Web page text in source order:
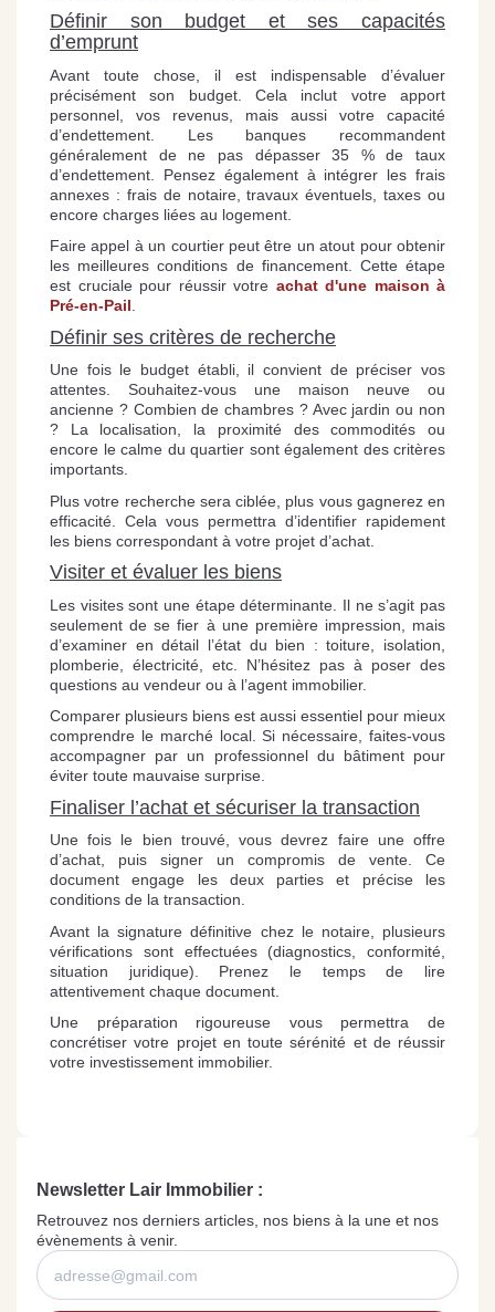
Définir son budget et ses capacités
d’emprunt
Avant toute chose, il est indispensable d’évaluer
précisément son budget. Cela inclut votre apport
personnel, vos revenus, mais aussi votre capacité
d’endettement. Les banques recommandent
généralement de ne pas dépasser 35 % de taux
d’endettement. Pensez également à intégrer les frais
annexes : frais de notaire, travaux éventuels, taxes ou
encore charges liées au logement.
Faire appel à un courtier peut être un atout pour obtenir
les meilleures conditions de financement. Cette étape
est cruciale pour réussir votre achat d'une maison à
Pré-en-Pail
Définir ses critères de recherche
Une fois le budget établi, il convient de préciser vos
attentes. Souhaitez-vous une maison neuve ou
ancienne ? Combien de chambres ? Avec jardin ou non
? La localisation, la proximité des commodités ou
encore le calme du quartier sont également des critères
importants.
Plus votre recherche sera ciblée, plus vous gagnerez en
efficacité. Cela vous permettra d’identifier rapidement
les biens correspondant à votre projet d’achat.
Visiter et évaluer les biens
Les visites sont une étape déterminante. Il ne s’agit pas
seulement de se fier à une première impression, mais
d’examiner en détail l’état du bien : toiture, isolation,
plomberie, électricité, etc. N’hésitez pas à poser des
questions au vendeur ou à l’agent immobilier.
Comparer plusieurs biens est aussi essentiel pour mieux
comprendre le marché local. Si nécessaire, faites-vous
accompagner par un professionnel du bâtiment pour
éviter toute mauvaise surprise.
Finaliser l’achat et sécuriser la transaction
Une fois le bien trouvé, vous devrez faire une offre
d’achat, puis signer un compromis de vente. Ce
document engage les deux parties et précise les
conditions de la transaction.
Avant la signature définitive chez le notaire, plusieurs
vérifications sont effectuées (diagnostics, conformité,
situation juridique). Prenez le temps de lire
attentivement chaque document.
Une préparation rigoureuse vous permettra de
concrétiser votre projet en toute sérénité et de réussir
votre investissement immobilier.
Newsletter Lair Immobilier :
Retrouvez nos derniers articles, nos biens à la une et nos
évènements à venir.